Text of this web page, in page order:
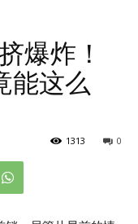
爆炸！
能这么
0
1313